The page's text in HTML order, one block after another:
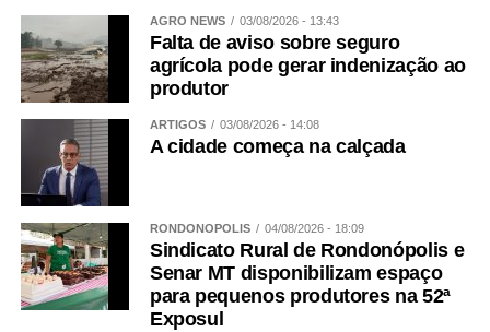
AGRO NEWS 03/08/2026 - 13:43
Falta de aviso sobre seguro
agrícola pode gerar indenização ao
produtor
ARTIGOS 03/08/2026 - 14:08
A cidade começa na calçada
RONDONÓPOLIS 04/08/2026 - 18:09
Sindicato Rural de Rondonópolis e
Senar MT disponibilizam espaço
para pequenos produtores na 52ª
Exposul